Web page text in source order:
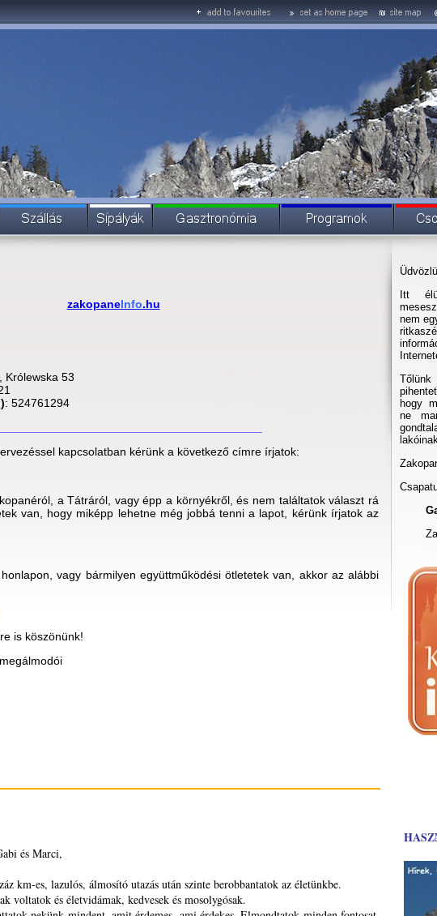
zakopaneInfo.hu
Królewska 53
: 524761294
kapcsolatban kérünk a következő címre írjatok:
a Tátráról, vagy épp a környékről, és nem találtatok választ rá
van, hogy miképp lehetne még jobbá tenni a lapot, kérünk írjatok az
vagy bármilyen együttműködési ötletetek van, akkor az alábbi
is köszönünk!
és Marci,
km-es, lazulós, álmosító utazás után szinte berobbantatok az életünkbe.
voltatok és életvidámak, kedvesek és mosolygósak.
Itt
nem
hogy
ne